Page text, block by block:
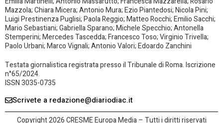
Mazzola; Chiara Micera; Antonio Mura; Ezio Piantedosi; Nicola Pini;
Luigi Prestinenza Puglisi; Paola Reggio; Matteo Rocchi; Emilio Sacchi;
Mario Sebastiani; Gabriella Sparano; Michele Specchio; Antonella
Stemperini; Mercedes Tascedda; Francesco Toso; Virginio Trivella;
Paolo Urbani; Marco Vignali; Antonio Valori; Edoardo Zanchini
Testata giornalistica registrata presso il Tribunale di Roma. Iscrizione
n°65/2024.
ISSN 3035-0735
Scrivete a redazione@diariodiac.it
Copyright 2026 CRESME Europa Media – Tutti i diritti riservati